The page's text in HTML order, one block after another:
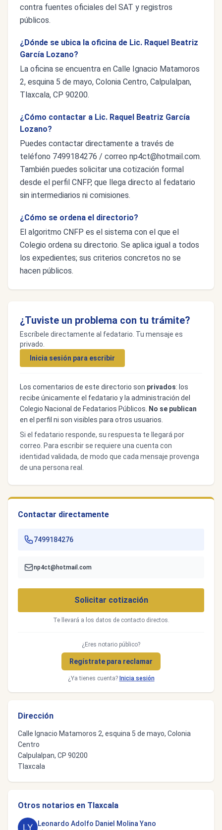
contra fuentes oficiales del SAT y registros
públicos.
¿Dónde se ubica la oficina de Lic. Raquel Beatriz
García Lozano?
La oficina se encuentra en Calle Ignacio Matamoros
2, esquina 5 de mayo, Colonia Centro, Calpulalpan,
Tlaxcala, CP 90200.
¿Cómo contactar a Lic. Raquel Beatriz García
Lozano?
Puedes contactar directamente a través de
teléfono 7499184276 / correo np4ct@hotmail.com.
También puedes solicitar una cotización formal
desde el perfil CNFP, que llega directo al fedatario
sin intermediarios ni comisiones.
¿Cómo se ordena el directorio?
El algoritmo CNFP es el sistema con el que el
Colegio ordena su directorio. Se aplica igual a todos
los expedientes; sus criterios concretos no se
hacen públicos.
¿Tuviste un problema con tu trámite?
Escríbele directamente al fedatario. Tu mensaje es
privado.
Inicia sesión para escribir
Los comentarios de este directorio son privados: los
recibe únicamente el fedatario y la administración del
Colegio Nacional de Fedatarios Públicos.
No se publican
en el perfil ni son visibles para otros usuarios.
Si el fedatario responde, su respuesta te llegará por
correo. Para escribir se requiere una cuenta con
identidad validada, de modo que cada mensaje provenga
de una persona real.
Contactar directamente
7499184276
np4ct@hotmail.com
Solicitar cotización
Te llevará a los datos de contacto directos.
¿Eres notario público?
Regístrate para reclamar
¿Ya tienes cuenta? Inicia sesión
Dirección
Calle Ignacio Matamoros 2, esquina 5 de mayo, Colonia
Centro
Calpulalpan, CP 90200
Tlaxcala
Otros notarios en Tlaxcala
Leonardo Adolfo Daniel Molina Yano